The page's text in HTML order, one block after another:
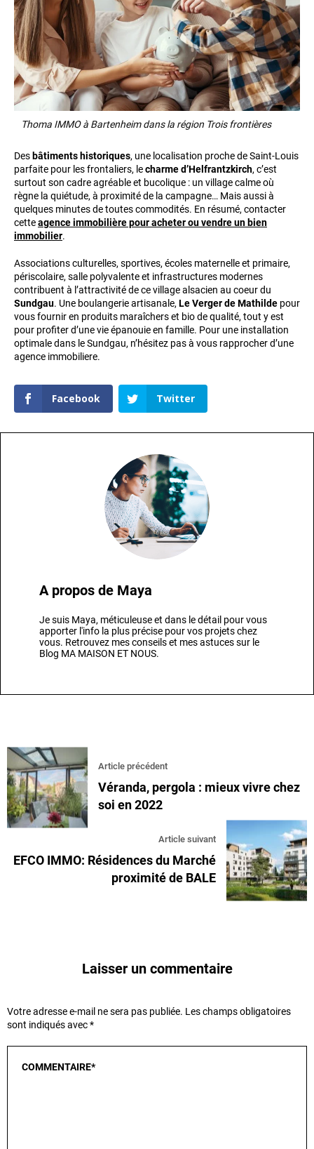
Thoma IMMO à Bartenheim dans la région Trois frontières
Des bâtiments historiques, une localisation proche de Saint-Louis
parfaite pour les frontaliers, lecharme d’Helfrantzkirch, c’est
surtout son cadre agréable et bucolique : un village calme où
règne la quiétude, à proximité de la campagne… Mais aussi à
quelques minutes de toutes commodités. En résumé, contacter
cetteagence immobilière pour acheter ou vendre un bien
immobilier.
Associations culturelles, sportives, écoles maternelle et primaire,
périscolaire, salle polyvalente et infrastructures modernes
contribuent à l’attractivité de ce village alsacien au coeur du
Sundgau. Une boulangerie artisanale, Le Verger de Mathilde pour
vous fournir en produits maraîchers et bio de qualité, tout y est
pour profiter d’une vie épanouie en famille. Pour une installation
optimale dans le Sundgau, n’hésitez pas à vous rapprocher d’une
agence immobiliere.
Facebook Twitter
A propos de Maya
Je suis Maya, méticuleuse et dans le détail pour vous
apporter l'info la plus précise pour vos projets chez
vous. Retrouvez mes conseils et mes astuces sur le
Blog MA MAISON ET NOUS.
Article précédent
Véranda, pergola : mieux vivre chez
soi en 2022
Article suivant
EFCO IMMO: Résidences du Marché
proximité de BALE
Laisser un commentaire
Votre adresse e-mail ne sera pas publiée. Les champs obligatoires
sont indiqués avec*